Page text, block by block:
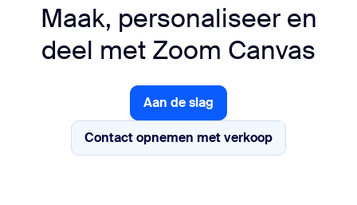
Maak, personaliseer en
deel met Zoom Canvas
Aan de slag
Aan de slag
Contact opnemen met verkoop